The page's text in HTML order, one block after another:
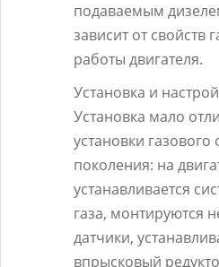
подаваемым
зависит от свойств
работы двигателя.
Установка и
Установка мало
установки
поколения: на
устанавливается
газа, монтируются
датчики,
впрысковый